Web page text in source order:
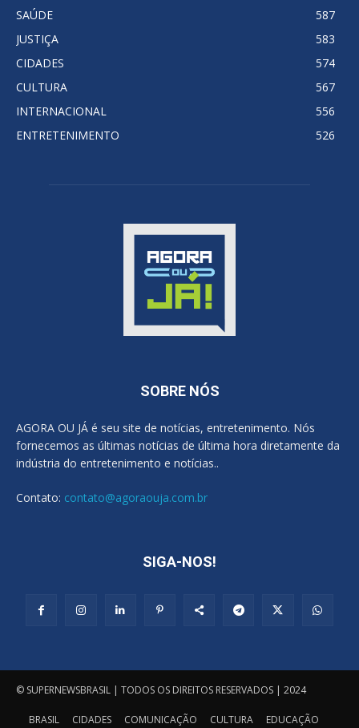
SAÚDE
587
JUSTIÇA
583
CIDADES
574
CULTURA
567
INTERNACIONAL
556
ENTRETENIMENTO
526
SOBRE NÓS
AGORA OU JÁ é seu site de notícias, entretenimento. Nós
fornecemos as últimas notícias de última hora diretamente da
indústria do entretenimento e notícias..
Contato: contato@agoraouja.com.br
SIGA-NOS!
© SUPERNEWSBRASIL | TODOS OS DIREITOS RESERVADOS | 2024
BRASIL CIDADES COMUNICAÇÃO CULTURA EDUCAÇÃO